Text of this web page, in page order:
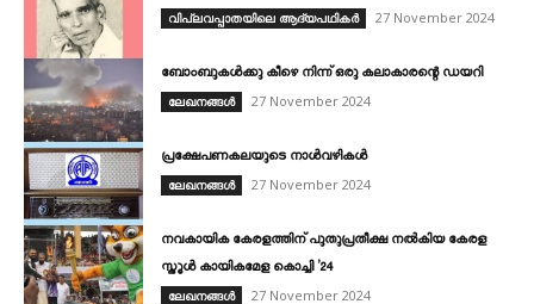
വിപ്ലവപ്പാതയിലെ ആദ്യപഥികര്‍
27 November 2024
ബോംബുകൾക്കു കീഴെ നിന്ന് ഒരു കലാകാരന്റെ ഡയറി
ലേഖനങ്ങൾ
27 November 2024
പ്രക്ഷേപണകലയുടെ നാൾവഴികൾ
ലേഖനങ്ങൾ
27 November 2024
നവകായിക കേരളത്തിന് പുതുപ്രതീക്ഷ നൽകിയ കേരള
സ്കൂൾ കായികമേള കൊച്ചി ’24
ലേഖനങ്ങൾ
27 November 2024